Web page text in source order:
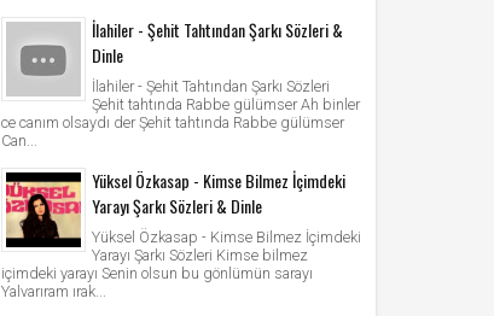
İlahiler - Şehit Tahtından Şarkı Sözleri &
Dinle
İlahiler - Şehit Tahtından Şarkı Sözleri
Şehit tahtında Rabbe gülümser Ah binler
ce canım olsaydı der Şehit tahtında Rabbe gülümser
Can...
Yüksel Özkasap - Kimse Bilmez İçimdeki
Yarayı Şarkı Sözleri & Dinle
Yüksel Özkasap - Kimse Bilmez İçimdeki
Yarayı Şarkı Sözleri Kimse bilmez
içimdeki yarayı Senin olsun bu gönlümün sarayı
Yalvarıram ırak...